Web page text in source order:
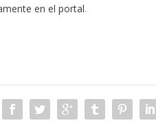
en el portal.